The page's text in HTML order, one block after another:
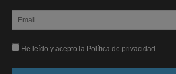
He leído y acepto la Política de privacidad